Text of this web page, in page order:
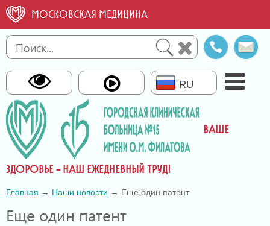
МОСКОВСКАЯ МЕДИЦИНА
RU
ВАШЕ
ЗДОРОВЬЕ – НАШ ЕЖЕДНЕВНЫЙ ТРУД!
Главная → Наши новости → Еще один патент
Еще один патент